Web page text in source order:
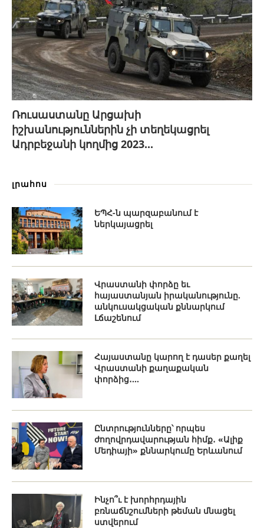
Ռուսաստանը Արցախի
իշխանություններին չի տեղեկացրել
Ադրբեջանի կողմից 2023...
լրահոս
ԵՊՀ-ն պարզաբանում է
ներկայացրել
Վրաստանի փորձը եւ
հայաստանյան իրականությունը.
անկուսակցական քննարկում
Լճաշենում
Հայաստանը կարող է դասեր քաղել
Վրաստանի քաղաքական
փորձից․...
Ընտրությունները՝ որպես
ժողովրդավարության հիմք․ «Ալիք
Մեդիայի» քննարկումը Երևանում
Ինչո՞ւ է խորհրդային
բռնաճնշումների թեման մնացել
ստվերում